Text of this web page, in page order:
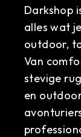
Darkshop
alles wat
outdoor,
Van
stevige
en